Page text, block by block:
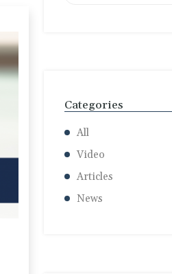
Categories
All
Video
Articles
News